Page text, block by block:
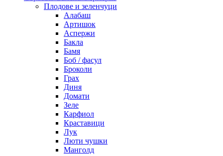
Плодове и зеленчуци
Алабаш
Артишок
Аспержи
Бакла
Бамя
Боб / фасул
Броколи
Грах
Диня
Домати
Зеле
Карфиол
Краставици
Лук
Люти чушки
Манголд